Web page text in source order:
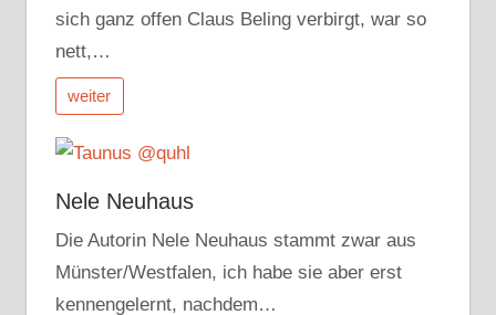
sich ganz offen Claus Beling verbirgt, war so
nett,…
weiter
Nele Neuhaus
Die Autorin Nele Neuhaus stammt zwar aus
Münster/Westfalen, ich habe sie aber erst
kennengelernt, nachdem…